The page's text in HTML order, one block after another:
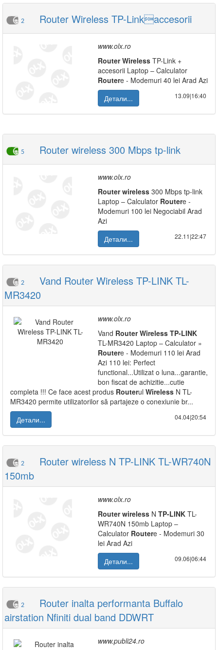
2 Router Wireless TP-Linkaccesorii
www.olx.ro
Router Wireless TP-Link +
accesorii Laptop – Calculator
Routere - Modemuri 40 lei Arad Azi
Детали...
13.09|16:40
5 Router wireless 300 Mbps tp-link
www.olx.ro
Router wireless 300 Mbps tp-link
Laptop – Calculator Routere -
Modemuri 100 lei Negociabil Arad
Azi
Детали...
22.11|22:47
2
Vand Router Wireless TP-LINK TL-
MR3420
www.olx.ro
Vand Router Wireless TP-LINK
TL-MR3420 Laptop – Calculator »
Routere - Modemuri 110 lei Arad
Azi 110 lei: Perfect
functional...Utilizat o luna...garantie,
bon fiscat de achizitie...cutie
completa !!! Ce face acest produs Routerul Wireless N TL-
MR3420 permite utilizatorilor să partajeze o conexiunie br...
Детали...
04.04|20:54
2
Router wireless N TP-LINK TL-WR740N
150mb
www.olx.ro
Router wireless N TP-LINK TL-
WR740N 150mb Laptop –
Calculator Routere - Modemuri 30
lei Arad Azi
Детали...
09.06|06:44
2
Router inalta performanta Buffalo
airstation Nfiniti dual band DDWRT
www.publi24.ro